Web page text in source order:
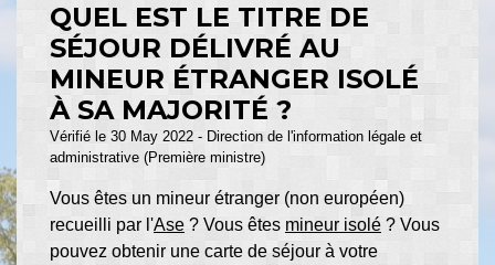
QUEL EST LE TITRE DE
SÉJOUR DÉLIVRÉ AU
MINEUR ÉTRANGER ISOLÉ
À SA MAJORITÉ ?
Vérifié le 30 May 2022 - Direction de l'information légale et
administrative (Première ministre)
Vous êtes un mineur étranger (non européen)
recueilli par l'Ase ? Vous êtes mineur isolé ? Vous
pouvez obtenir une carte de séjour à votre